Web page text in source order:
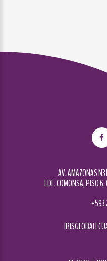
AV. AMAZONAS
EDF. COMONSA, PISO
+593